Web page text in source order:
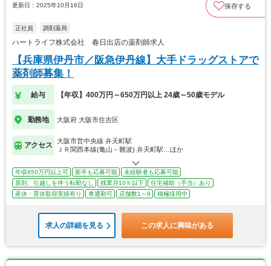
更新日：2025年10月16日 保存する
正社員 調剤薬局
ハートライフ株式会社 春日出店の薬剤師求人
【兵庫県伊丹市／阪急伊丹線】大手ドラッグストアで
薬剤師募集！
給与 【年収】400万円～650万円以上 24歳～50歳モデル
勤務地 大阪府 大阪市住吉区
アクセス
大阪市営中央線 弁天町駅
ＪＲ関西本線(亀山－難波) 弁天町駅…ほか
年収650万円以上可 新卒も応募可能
未経験者も応募可能
原則、引越しを伴う転勤なし
残業月10ｈ以下
住宅補助（手当）あり
産休・育休取得実績有り
車通勤可 店舗数1～9 積極採用中
求人の詳細を見る この求人に興味がある